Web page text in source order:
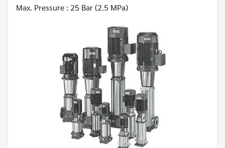
Max. Pressure : 25 Bar (2.5 MPa)